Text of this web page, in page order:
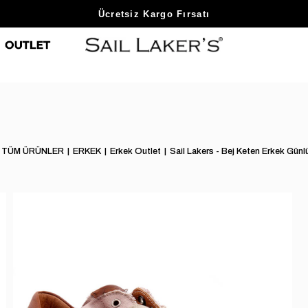
Sezon Sonu Fırsatlarını Keşfet
Ücretsiz Kargo Fırsatı
TÜM ÜRÜNLER ERKEK Erkek Outlet Sail Lakers - Bej Keten Erkek